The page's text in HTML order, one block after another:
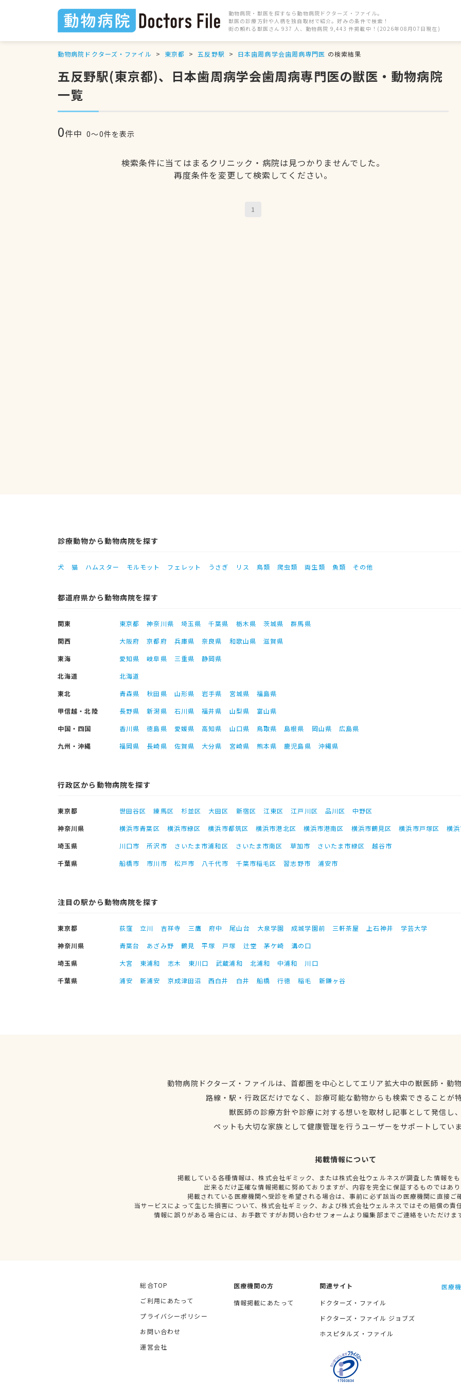
動物病院・獣医を探すなら動物病院ドクターズ・ファイル。
獣医の診療方針や人柄を独自取材で紹介。好みの条件で検索！
街の頼れる獣医さん 937 人、動物病院 9,443 件掲載中！(2026年08月07日現在)
動物病院ドクターズ・ファイル 東京都 五反野駅 日本歯周病学会歯周病専門医 の検索結果
五反野駅(東京都)、日本歯周病学会歯周病専門医の獣医・動物病院
一覧
0件中 0〜0件を表示
検索条件に当てはまるクリニック・病院は見つかりませんでした。
再度条件を変更して検索してください。
1
診療動物から動物病院を探す
犬 猫 ハムスター モルモット フェレット うさぎ リス 鳥類 爬虫類 両生類 魚類 その他
都道府県から動物病院を探す
関東 東京都 神奈川県 埼玉県 千葉県 栃木県 茨城県
群馬県
関西
大阪府 京都府 兵庫県 奈良県 和歌山県
滋賀県
東海
愛知県 岐阜県 三重県
静岡県
北海道
北海道
東北
青森県 秋田県 山形県 岩手県 宮城県
福島県
甲信越・北陸
長野県 新潟県 石川県 福井県 山梨県
富山県
中国・四国
香川県 徳島県 愛媛県 高知県 山口県 鳥取県 島根県 岡山県
広島県
九州・沖縄
福岡県 長崎県 佐賀県 大分県 宮崎県 熊本県 鹿児島県 沖縄県
行政区から動物病院を探す
東京都 世田谷区 練馬区 杉並区 大田区 新宿区 江東区 江戸川区 品川区
中野区
神奈川県
横浜市青葉区 横浜市緑区 横浜市都筑区 横浜市港北区 横浜市港南区 横浜市鶴見区 横浜市戸塚区
横
埼玉県
川口市 所沢市 さいたま市浦和区 さいたま市南区 草加市 さいたま市緑区
越谷市
千葉県
船橋市 市川市 松戸市 八千代市 千葉市稲毛区 習志野市 浦安市
注目の駅から動物病院を探す
東京都 荻窪 立川 吉祥寺 三鷹 府中 尾山台 大泉学園 成城学園前 三軒茶屋 上石神井
学芸大学
神奈川県
青葉台 あざみ野 鶴見 平塚 戸塚 辻堂 茅ケ崎
溝の口
埼玉県
大宮 東浦和 志木 東川口 武蔵浦和 北浦和 中浦和
川口
千葉県
浦安 新浦安 京成津田沼 西白井 白井 船橋 行徳 稲毛 新鎌ヶ谷
動物病院ドクターズ・ファイルは、首都圏を中心としてエリア拡大中の獣医師・動
路線・駅・行政区だけでなく、診療可能な動物からも検索できることが
獣医師の診療方針や診療に対する想いを取材し記事として発信し
ペットも大切な家族として健康管理を行うユーザーをサポートしてい
掲載情報について
掲載している各種情報は、株式会社ギミック、または株式会社ウェルネスが調査した情報を
出来るだけ正確な情報掲載に努めておりますが、内容を完全に保証するものではあ
掲載されている医療機関へ受診を希望される場合は、事前に必ず該当の医療機関に直接ご
当サービスによって生じた損害について、株式会社ギミック、および株式会社ウェルネスではその賠償の責
情報に誤りがある場合には、お手数ですがお問い合わせフォームより編集部までご連絡をいただけま
総合TOP
ご利用にあたって
プライバシーポリシー
お問い合わせ
運営会社
医療機関の方
情報掲載にあたって
関連サイト
ドクターズ・ファイル
ドクターズ・ファイル ジョブズ
ホスピタルズ・ファイル
医療